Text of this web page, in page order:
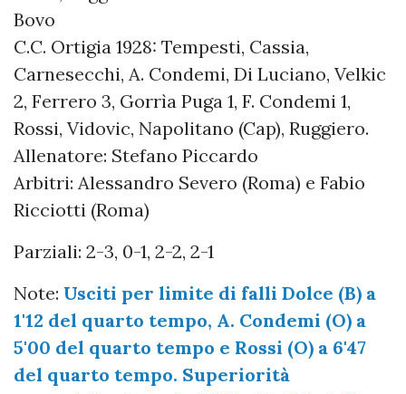
Bovo
C.C. Ortigia 1928: Tempesti, Cassia,
Carnesecchi, A. Condemi, Di Luciano, Velkic
2, Ferrero 3, Gorrìa Puga 1, F. Condemi 1,
Rossi, Vidovic, Napolitano (Cap), Ruggiero.
Allenatore: Stefano Piccardo
Arbitri: Alessandro Severo (Roma) e Fabio
Ricciotti (Roma)
Parziali: 2-3, 0-1, 2-2, 2-1
Note: Usciti per limite di falli Dolce (B) a
1'12 del quarto tempo, A. Condemi (O) a
5'00 del quarto tempo e Rossi (O) a 6'47
del quarto tempo. Superiorità